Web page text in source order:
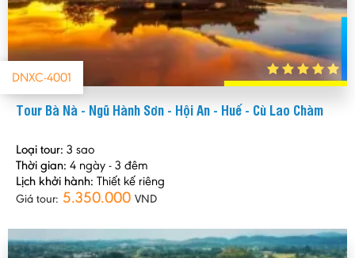
DNXC-4001
Tour Bà Nà - Ngũ Hành Sơn - Hội An - Huế - Cù Lao Chàm
Loại tour: 3 sao
Thời gian: 4 ngày - 3 đêm
Lịch khởi hành: Thiết kế riêng
Giá tour: 5.350.000 VND